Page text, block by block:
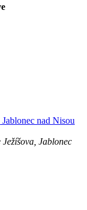
nad Nisou
Ježíšova, Jablonec